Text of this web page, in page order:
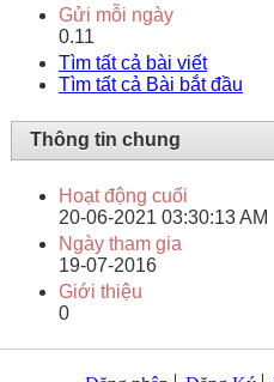
Gửi mỗi ngày
0.11
Tìm tất cả bài viết
Tìm tất cả Bài bắt đầu
Thông tin chung
Hoạt động cuối
20-06-2021 03:30:13 AM
Ngày tham gia
19-07-2016
Giới thiệu
0